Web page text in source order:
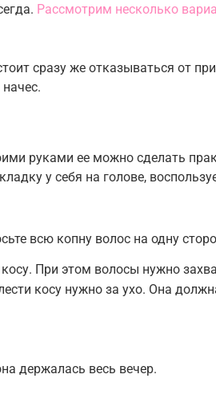
Рассмотрим несколько
сразу же отказываться от
руками ее можно сделать
у себя на голове,
всю копну волос на одну
При этом волосы нужно
косу нужно за ухо. Она
держалась весь вечер.